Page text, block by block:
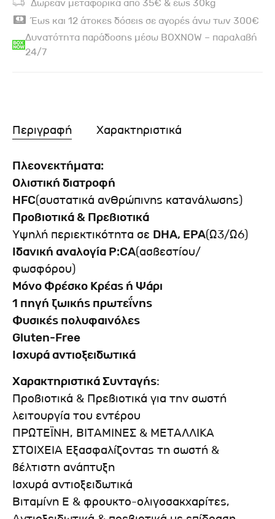
Δωρεάν μεταφορικά από 35€ & έως 30kg
Έως και 12 άτοκες δόσεις σε αγορές άνω των 300€
Δυνατότητα παράδοσης μέσω BOXNOW – παραλαβή
24/7
Περιγραφή Χαρακτηριστικά
Πλεονεκτήματα:
Ολιστική διατροφή
HFC(συστατικά ανθρώπινης κατανάλωσης)
Προβιοτικά & Πρεβιοτικά
Υψηλή περιεκτικότητα σε DHA, EPA(Ω3/Ω6)
Ιδανική αναλογία P:CA(ασβεστίου/
φωσφόρου)
Μόνο Φρέσκο Κρέας ή Ψάρι
1 πηγή ζωικής πρωτεΐνης
Φυσικές πολυφαινόλες
Gluten-Free
Ισχυρά αντιοξειδωτικά
Χαρακτηριστικά Συνταγής:
Προβιοτικά & Πρεβιοτικά για την σωστή
λειτουργία του εντέρου
ΠΡΩΤΕΪΝΗ, ΒΙΤΑΜΙΝΕΣ & ΜΕΤΑΛΛΙΚΑ
ΣΤΟΙΧΕΙΑ Εξασφαλίζοντας τη σωστή &
βέλτιστη ανάπτυξη
Ισχυρά αντιοξειδωτικά
Βιταμίνη Ε & φρουκτο-ολιγοσακχαρίτες,